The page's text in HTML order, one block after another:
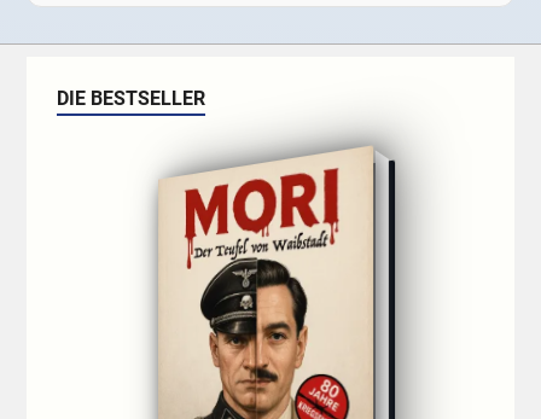
DIE BESTSELLER